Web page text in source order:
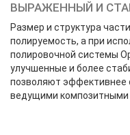
ВЫРАЖЕННЫЙ И
Размер и структура
полируемость, а при
полировочной системы
улучшенные и более
позволяют эффективнее
ведущими композитными